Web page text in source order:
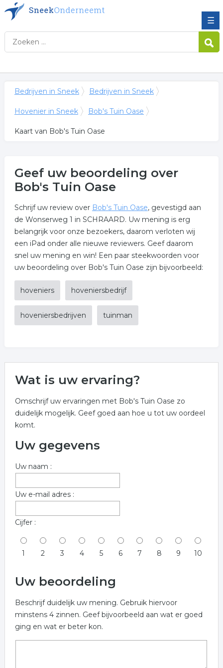
☰
Bedrijven in Sneek Bedrijven in Sneek
Hovenier in Sneek Bob's Tuin Oase
Kaart van Bob's Tuin Oase
Geef uw beoordeling over
Bob's Tuin Oase
Schrijf uw review over Bob's Tuin Oase, gevestigd aan
de Wonserweg 1 in SCHRAARD. Uw mening is erg
belangrijk voor onze bezoekers, daarom verloten wij
een iPad onder alle nieuwe reviewers. Geef daarom
snel uw mening en win! Een paar steekwoorden voor
uw beoordeling over Bob's Tuin Oase zijn bijvoorbeeld:
hoveniers hoveniersbedrijf
hoveniersbedrijven tuinman
Wat is uw ervaring?
Omschrijf uw ervaringen met Bob's Tuin Oase zo
duidelijk mogelijk. Geef goed aan hoe u tot uw oordeel
komt.
Uw gegevens
Uw naam :
Uw e-mail adres :
Cijfer :
1 2 3 4 5 6 7 8 9 10
Uw beoordeling
Beschrijf duidelijk uw mening. Gebruik hiervoor
minstens 4 zinnen. Geef bijvoorbeeld aan wat er goed
ging en wat er beter kon.